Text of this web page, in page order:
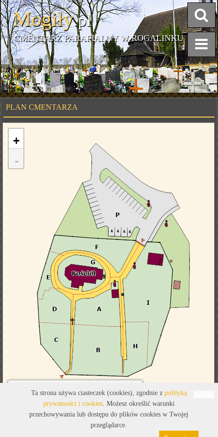
Mogiły.pl
CMENTARZ PARAFIALNY W ROGALINKU
PLAN CMENTARZA
+
-
Ta strona używa ciasteczek (cookies), zgodnie z polityką
prywatności i cookies. Możesz określić warunki
przechowywania lub dostępu do plików cookies w Twojej
przeglądarce.